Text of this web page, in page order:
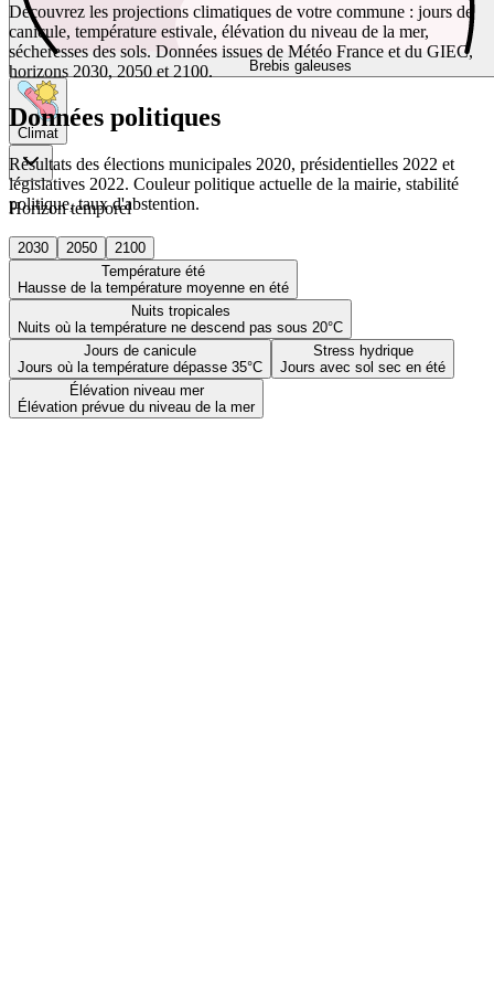
Brebis galeuses
Climat
Horizon temporel
2030 2050
2100
Température été
Hausse de la température moyenne en été
Nuits tropicales
Nuits où la température ne descend pas sous 20°C
Jours de canicule
Jours où la température dépasse 35°C
Stress hydrique
Jours avec sol sec en été
Élévation niveau mer
Élévation prévue du niveau de la mer
Découvrez les projections climatiques de votre commune : jours de
canicule, température estivale, élévation du niveau de la mer,
sécheresses des sols. Données issues de Météo France et du GIEC,
horizons 2030, 2050 et 2100.
Données politiques
Résultats des élections municipales 2020, présidentielles 2022 et
législatives 2022. Couleur politique actuelle de la mairie, stabilité
politique, taux d'abstention.